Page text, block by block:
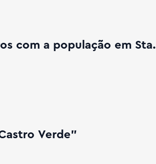
com a população em Sta.
Verde"